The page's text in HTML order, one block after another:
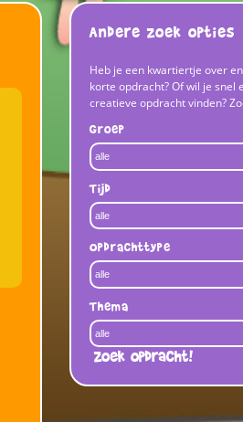
Andere zoek opties
Heb je een kwartiertje over
korte opdracht? Of wil je snel
creatieve opdracht vinden?
Groep
Tijd
Opdrachttype
Thema
Zoek opdracht!